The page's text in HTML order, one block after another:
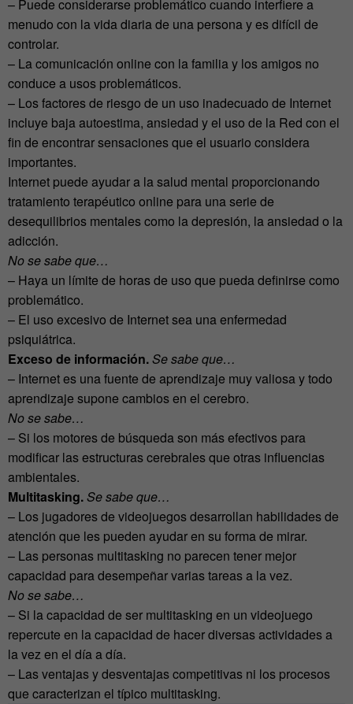
– Puede considerarse problemático cuando interfiere a
menudo con la vida diaria de una persona y es difícil de
controlar.
– La comunicación online con la familia y los amigos no
conduce a usos problemáticos.
– Los factores de riesgo de un uso inadecuado de Internet
incluye baja autoestima, ansiedad y el uso de la Red con el
fin de encontrar sensaciones que el usuario considera
importantes.
Internet puede ayudar a la salud mental proporcionando
tratamiento terapéutico online para una serie de
desequilibrios mentales como la depresión, la ansiedad o la
adicción.
No se sabe que…
– Haya un límite de horas de uso que pueda definirse como
problemático.
– El uso excesivo de Internet sea una enfermedad
psiquiátrica.
Exceso de información.Se sabe que…
– Internet es una fuente de aprendizaje muy valiosa y todo
aprendizaje supone cambios en el cerebro.
No se sabe…
– Si los motores de búsqueda son más efectivos para
modificar las estructuras cerebrales que otras influencias
ambientales.
Multitasking.Se sabe que…
– Los jugadores de videojuegos desarrollan habilidades de
atención que les pueden ayudar en su forma de mirar.
– Las personas multitasking no parecen tener mejor
capacidad para desempeñar varias tareas a la vez.
No se sabe…
– Si la capacidad de ser multitasking en un videojuego
repercute en la capacidad de hacer diversas actividades a
la vez en el día a día.
– Las ventajas y desventajas competitivas ni los procesos
que caracterizan el típico multitasking.